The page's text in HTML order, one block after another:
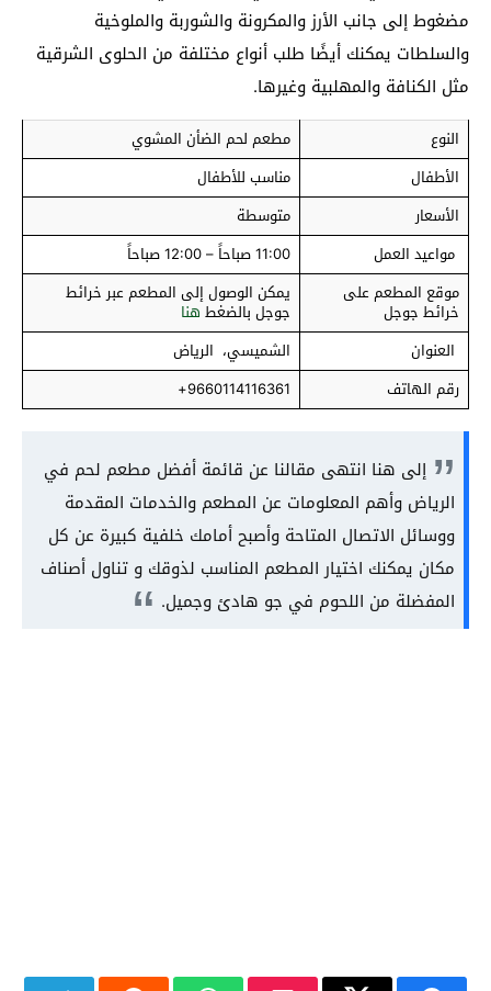
مضغوط إلى جانب الأرز والمكرونة والشوربة والملوخية
والسلطات يمكنك أيضًا طلب أنواع مختلفة من الحلوى الشرقية
مثل الكنافة والمهلبية وغيرها.
النوع
مطعم لحم الضأن المشوي
الأطفال
مناسب للأطفال
الأسعار
متوسطة
مواعيد العمل
11:00 صباحاً – 12:00 صباحاً
موقع المطعم على
خرائط جوجل
يمكن الوصول إلى المطعم عبر خرائط
جوجل بالضغط هنا
العنوان
الشميسي، الرياض
رقم الهاتف
9660114116361+
إلى هنا انتهى مقالنا عن قائمة أفضل مطعم لحم في
الرياض وأهم المعلومات عن المطعم والخدمات المقدمة
ووسائل الاتصال المتاحة وأصبح أمامك خلفية كبيرة عن كل
مكان يمكنك اختيار المطعم المناسب لذوقك و تناول أصناف
المفضلة من اللحوم في جو هادئ وجميل.